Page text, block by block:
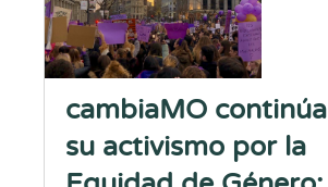
cambiaMO continúa
su activismo por la